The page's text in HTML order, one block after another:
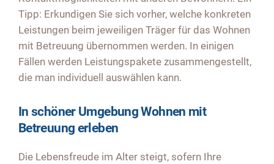
Tipp: Erkundigen Sie sich vorher, welche konkreten
Leistungen beim jeweiligen Träger für das Wohnen
mit Betreuung übernommen werden. In einigen
Fällen werden Leistungspakete zusammengestellt,
die man individuell auswählen kann.
In schöner Umgebung Wohnen mit
Betreuung erleben
Die Lebensfreude im Alter steigt, sofern Ihre